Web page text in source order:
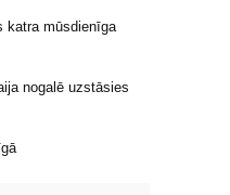
katra mūsdienīga
nogalē uzstāsies